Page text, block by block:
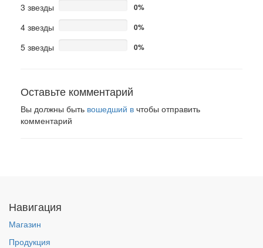
3 звезды 0%
4 звезды 0%
5 звезды 0%
Оставьте комментарий
Вы должны быть вошедший в чтобы отправить
комментарий
Навигация
Магазин
Продукция